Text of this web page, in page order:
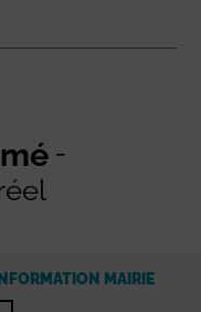
MAIRIE